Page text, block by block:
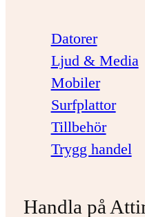
Datorer
Ljud & Media
Mobiler
Surfplattor
Tillbehör
Trygg handel
Handla på